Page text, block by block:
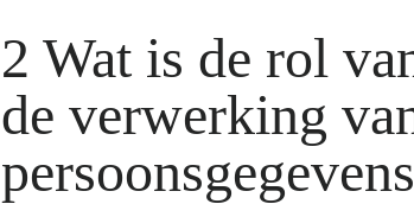
2 Wat is de rol
de verwerking